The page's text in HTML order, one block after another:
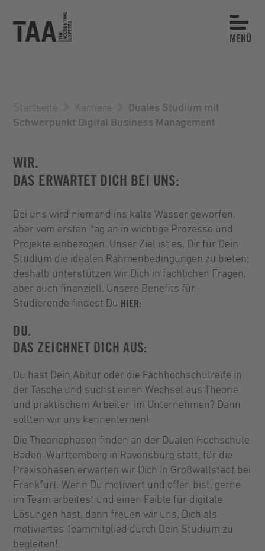
MENÜ
Startseite Karriere
Duales Studium mit
Schwerpunkt Digital Business Management
WIR.
DAS ERWARTET DICH BEI UNS:
Bei uns wird niemand ins kalte Wasser geworfen,
aber vom ersten Tag an in wichtige Prozesse und
Projekte einbezogen. Unser Ziel ist es, Dir für Dein
Studium die idealen Rahmenbedingungen zu bieten;
deshalb unterstützen wir Dich in fachlichen Fragen,
aber auch finanziell. Unsere Benefits für
Studierende findest Du HIER:
DU.
DAS ZEICHNET DICH AUS:
Du hast Dein Abitur oder die Fachhochschulreife in
der Tasche und suchst einen Wechsel aus Theorie
und praktischem Arbeiten im Unternehmen? Dann
sollten wir uns kennenlernen!
Die Theoriephasen finden an der Dualen Hochschule
Baden-Württemberg in Ravensburg statt, für die
Praxisphasen erwarten wir Dich in Großwallstadt bei
Frankfurt. Wenn Du motiviert und offen bist, gerne
im Team arbeitest und einen Faible für digitale
Lösungen hast, dann freuen wir uns, Dich als
motiviertes Teammitglied durch Dein Studium zu
begleiten!